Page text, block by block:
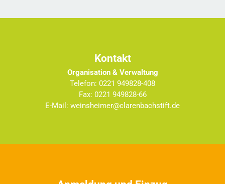
Kontakt
Organisation & Verwaltung
Telefon: 0221 949828-408
Fax: 0221 949828-66
E-Mail: weinsheimer@clarenbachstift.de